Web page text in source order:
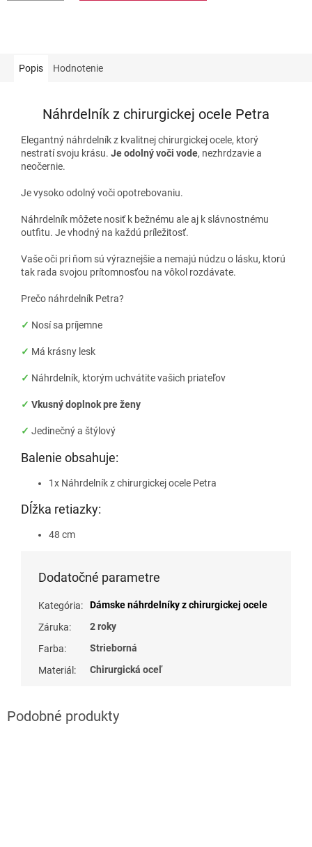
Popis Hodnotenie
Náhrdelník z chirurgickej ocele Petra
Elegantný náhrdelník z kvalitnej chirurgickej ocele, ktorý
nestratí svoju krásu. Je odolný voči vode, nezhrdzavie a
neočernie.
Je vysoko odolný voči opotrebovaniu.
Náhrdelník môžete nosiť k bežnému ale aj k slávnostnému
outfitu. Je vhodný na každú príležitosť.
Vaše oči pri ňom sú výraznejšie a nemajú núdzu o lásku, ktorú
tak rada svojou prítomnosťou na vôkol rozdávate.
Prečo náhrdelník Petra?
✓ Nosí sa príjemne
✓ Má krásny lesk
✓ Náhrdelník, ktorým uchvátite vašich priateľov
✓ Vkusný doplnok pre ženy
✓ Jedinečný a štýlový
Balenie obsahuje:
1x Náhrdelník z chirurgickej ocele Petra
Dĺžka retiazky:
48 cm
Dodatočné parametre
Kategória:
Dámske náhrdelníky z chirurgickej ocele
Záruka:
2 roky
Farba:
Strieborná
Materiál : Chirurgická oceľ